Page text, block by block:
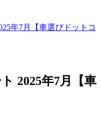
年7月【車選びドットコ
2025年7月【車